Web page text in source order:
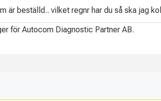
är beställd.. vilket regnr har du så ska jag
för Autocom Diagnostic Partner AB.